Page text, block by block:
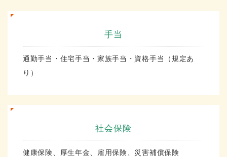
手当
通勤手当・住宅手当・家族手当・資格手当（規定あ
り）
社会保険
健康保険、厚生年金、雇用保険、災害補償保険